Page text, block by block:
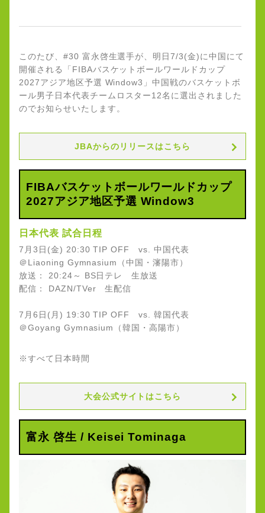
このたび、#30 富永啓生選手が、明日7/3(金)に中国にて
開催される「FIBAバスケットボールワールドカップ
2027アジア地区予選 Window3」中国戦のバスケットボ
ール男子日本代表チームロスター12名に選出されました
のでお知らせいたします。
JBAからのリリースはこちら
FIBAバスケットボールワールドカップ
2027アジア地区予選 Window3
日本代表 試合日程
7月3日(金) 20:30 TIP OFF vs. 中国代表
＠Liaoning Gymnasium（中国・瀋陽市）
放送： 20:24～ BS日テレ 生放送
配信： DAZN/TVer 生配信
7月6日(月) 19:30 TIP OFF vs. 韓国代表
＠Goyang Gymnasium（韓国・高陽市）
※すべて日本時間
大会公式サイトはこちら
富永 啓生 / Keisei Tominaga